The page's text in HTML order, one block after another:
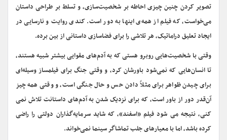
تصویر کردن چنین چیزی احاطه بر شخصیت‌سازی، و تسلط بر طراحی داستان
می‌خواست، که فیلم از همه‌ی اینها به دور است. کندی روایت و نارسایی در
ایجاد تعلیق دراماتیک، هر تلاشی را برای فضاسازی داستانی از بین برده.
وقتی با شخصیت‌هایی روبرو هستی که به آدم‌های مقوایی بیشتر شبیه هستند،
تا انسان‌هایی که نمی‌شود باورشان کرد، و وقتی جنگ برای فیلمساز وسیله‌ای
برای چیدن ظواهر برای مثلاً دادن حس و حال جنگی است، و وقتی همه چیز
آن‌قدر دور از باور است، که برای نزدیک شدن به آدم‌های داستانت تلاش نمی
کنی، نتیجه می شود فیلم «اسفند»، که شاید سرمایه‌گذاران دولتی را راضی
کرده باشد، اما با معیارهای جلب تماشاگر سینما نمی‌خواند.